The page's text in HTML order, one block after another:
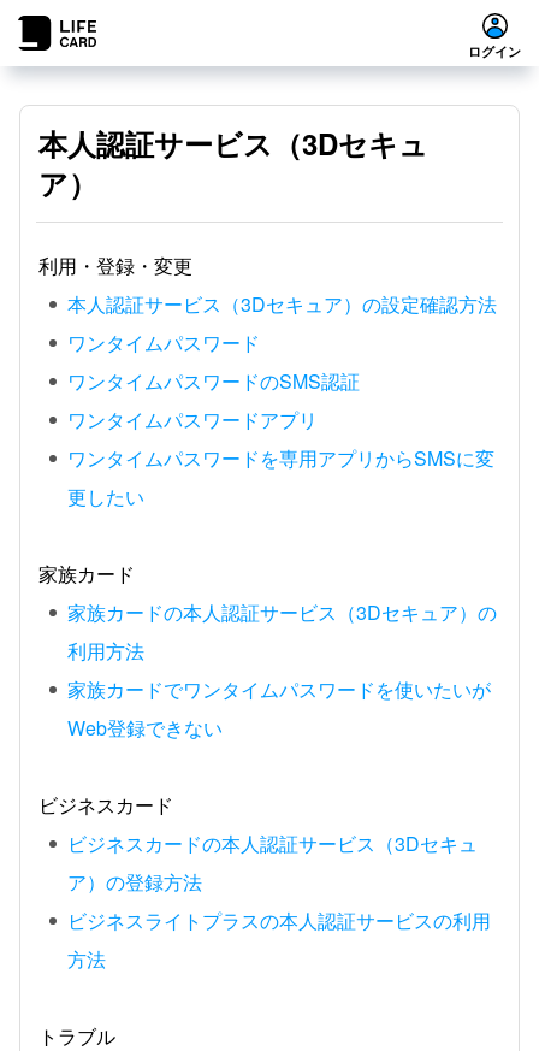
ログイン
本人認証サービス（3Dセキュ
ア）
利用・登録・変更
本人認証サービス（3Dセキュア）の設定確認方法
ワンタイムパスワード
ワンタイムパスワードのSMS認証
ワンタイムパスワードアプリ
ワンタイムパスワードを専用アプリからSMSに変
更したい
家族カード
家族カードの本人認証サービス（3Dセキュア）の
利用方法
家族カードでワンタイムパスワードを使いたいが
Web登録できない
ビジネスカード
ビジネスカードの本人認証サービス（3Dセキュ
ア）の登録方法
ビジネスライトプラスの本人認証サービスの利用
方法
トラブル